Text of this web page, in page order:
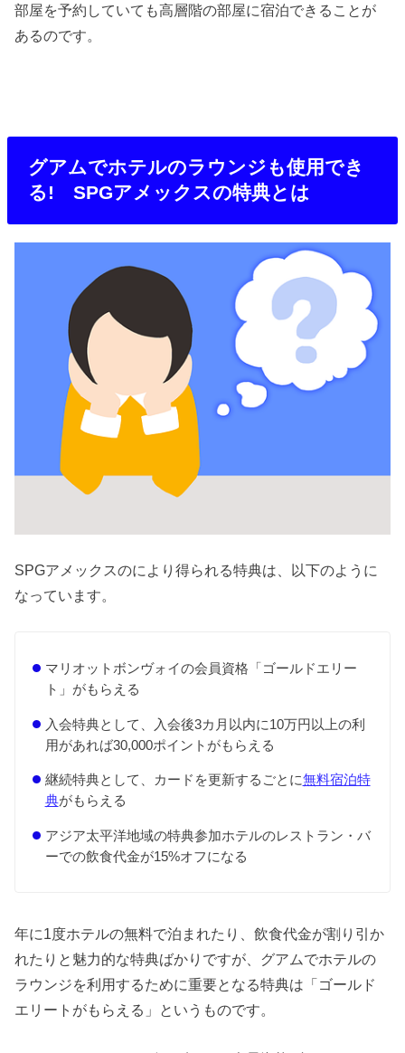
部屋を予約していても高層階の部屋に宿泊できることが
あるのです。
グアムでホテルのラウンジも使用でき
る! SPGアメックスの特典とは
SPGアメックスのにより得られる特典は、以下のように
なっています。
マリオットボンヴォイの会員資格「ゴールドエリー
ト」がもらえる
入会特典として、入会後3カ月以内に10万円以上の利
用があれば30,000ポイントがもらえる
継続特典として、カードを更新するごとに無料宿泊特
典がもらえる
アジア太平洋地域の特典参加ホテルのレストラン・バ
ーでの飲食代金が15%オフになる
年に1度ホテルの無料で泊まれたり、飲食代金が割り引か
れたりと魅力的な特典ばかりですが、グアムでホテルの
ラウンジを利用するために重要となる特典は「ゴールド
エリートがもらえる」というものです。